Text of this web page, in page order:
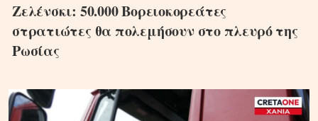
Ζελένσκι: 50.000 Βορειοκορεάτες
στρατιώτες θα πολεμήσουν στο πλευρό της
Ρωσίας